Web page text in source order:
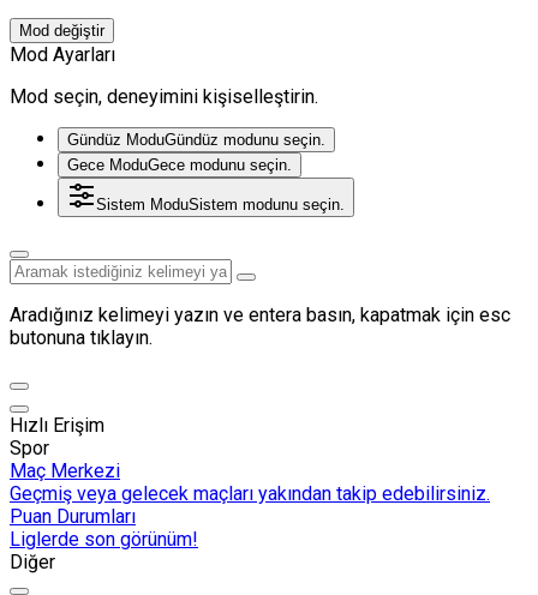
Mod değiştir
Mod Ayarları
Mod seçin, deneyimini kişiselleştirin.
Gündüz ModuGündüz modunu seçin.
Gece ModuGece modunu seçin.
Sistem ModuSistem modunu seçin.
Aradığınız kelimeyi yazın ve entera basın, kapatmak için esc
butonuna tıklayın.
Hızlı Erişim
Spor
Maç Merkezi
Geçmiş veya gelecek maçları yakından takip edebilirsiniz.
Puan Durumları
Liglerde son görünüm!
Diğer